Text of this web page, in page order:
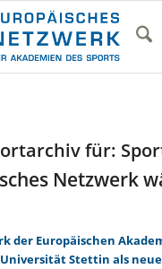
für:
Netzwerk
der Europäischen
Stettin als